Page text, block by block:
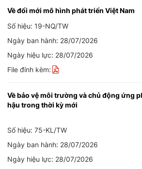
Về đổi mới mô hình phát triển Việt Nam
Số hiệu: 19-NQ/TW
Ngày ban hành: 28/07/2026
Ngày hiệu lực: 28/07/2026
File đính kèm:
Về bảo vệ môi trường và chủ động ứng
hậu trong thời kỳ mới
Số hiệu: 75-KL/TW
Ngày ban hành: 28/07/2026
Ngày hiệu lực: 28/07/2026